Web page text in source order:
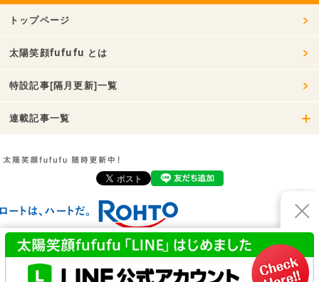
トップページ
太陽笑顔fufufu とは
特設記事[隔月更新]一覧
連載記事一覧
運営会社